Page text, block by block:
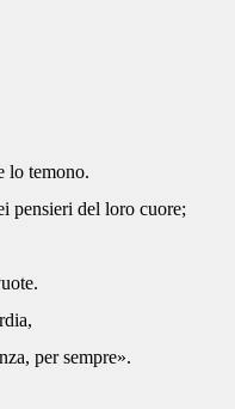
lo temono.
pensieri del loro cuore;
per sempre».